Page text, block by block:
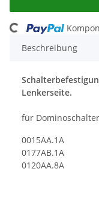
Beschreibung
Lenkerseite.
für Dominoschalter
0015AA.1A
0177AB.1A
0120AA.8A